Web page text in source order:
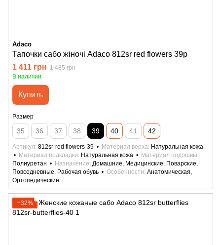
Adaco
Тапочки сабо жіночі Adaco 812sr red flowers 39р
1 411 грн 1 485 грн
В наличии
Купить
Размер
35 36 37 38 39 40 41 42
Артикул 812sr-red flowers-39 Материал верха Натуральная кожа
Материал подкладки
Натуральная кожа
Материал подошвы
Полиуретан
Назначение Домашние, Медицинские, Поварские,
Повседневные, Рабочая обувь
Особенности Анатомическая,
Ортопедические
−32%